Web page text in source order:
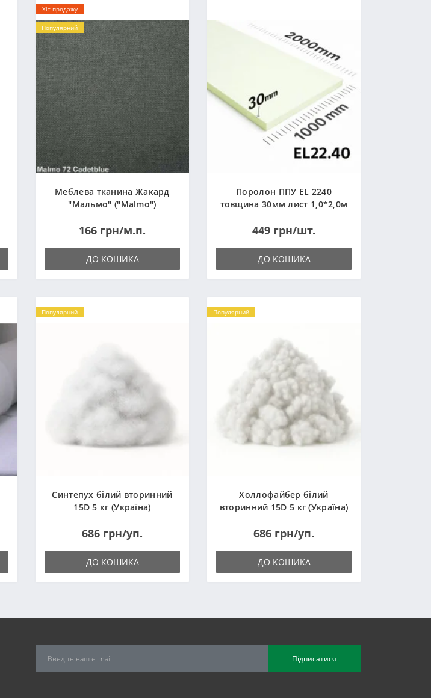
Хіт продажу
Популярний
Меблева тканина Жакард
"Мальмо" ("Malmo")
166 грн/м.п.
ДО КОШИКА
Поролон ППУ EL 2240
товщина 30мм лист 1,0*2,0м
449 грн/шт.
ДО КОШИКА
Популярний
Синтепух білий вторинний
15D 5 кг (Україна)
686 грн/уп.
ДО КОШИКА
Популярний
Холлофайбер білий
вторинний 15D 5 кг (Україна)
686 грн/уп.
ДО КОШИКА
Підписатися